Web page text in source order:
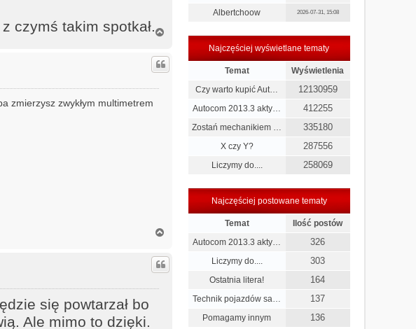
czymś takim spotkał.
g
r
zmierzysz zwykłym multimetrem
g
r
się powtarzał bo
Ale mimo to dzięki.
Albertchoow 2026-07-31, 15:08
Najczęściej wyświetlane tematy
Temat
Wyświetlenia
Czy warto kupić Aut…
12130959
Autocom 2013.3 akty… 412255
Zostań mechanikiem … 335180
X czy Y? 287556
Liczymy do.... 258069
Najczęściej postowane tematy
Temat
Ilość postów
Autocom 2013.3 akty…
326
Liczymy do.... 303
Ostatnia litera! 164
Technik pojazdów sa… 137
Pomagamy innym 136